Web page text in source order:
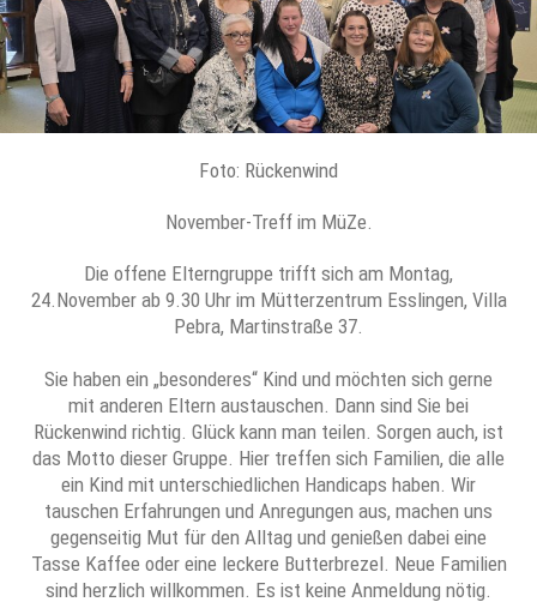
Foto: Rückenwind
November-Treff im MüZe.
Die offene Elterngruppe trifft sich am Montag,
24.November ab 9.30 Uhr im Mütterzentrum Esslingen, Villa
Pebra, Martinstraße 37.
Sie haben ein „besonderes“ Kind und möchten sich gerne
mit anderen Eltern austauschen. Dann sind Sie bei
Rückenwind richtig. Glück kann man teilen. Sorgen auch, ist
das Motto dieser Gruppe. Hier treffen sich Familien, die alle
ein Kind mit unterschiedlichen Handicaps haben. Wir
tauschen Erfahrungen und Anregungen aus, machen uns
gegenseitig Mut für den Alltag und genießen dabei eine
Tasse Kaffee oder eine leckere Butterbrezel. Neue Familien
sind herzlich willkommen. Es ist keine Anmeldung nötig.